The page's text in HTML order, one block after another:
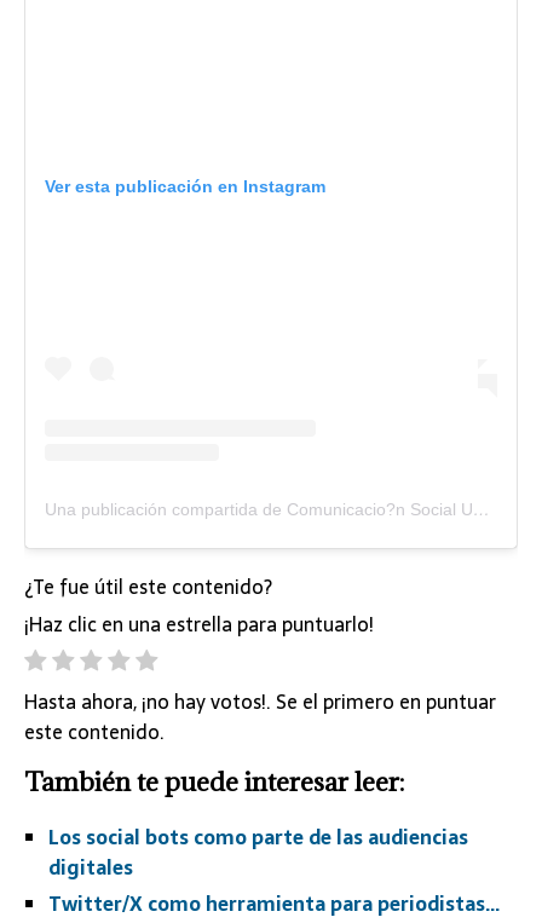
Ver esta publicación en Instagram
Una publicación compartida de Comunicacio?n Social UTB (@comunicacionsocialutb)
¿Te fue útil este contenido?
¡Haz clic en una estrella para puntuarlo!
Hasta ahora, ¡no hay votos!. Se el primero en puntuar
este contenido.
También te puede interesar leer:
Los social bots como parte de las audiencias
digitales
Twitter/X como herramienta para periodistas…